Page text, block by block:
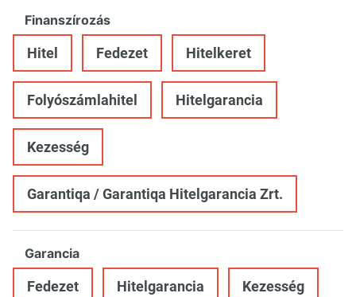
Finanszírozás
Hitel Fedezet Hitelkeret
Folyószámlahitel Hitelgarancia
Kezesség
Garantiqa / Garantiqa Hitelgarancia Zrt.
Garancia
Fedezet Hitelgarancia Kezesség